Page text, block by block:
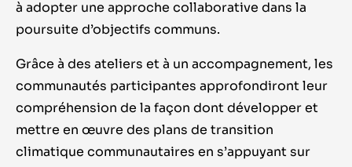
à adopter une approche collaborative dans la
poursuite d’objectifs communs.
Grâce à des ateliers et à un accompagnement, les
communautés participantes approfondiront leur
compréhension de la façon dont développer et
mettre en œuvre des plans de transition
climatique communautaires en s’appuyant sur